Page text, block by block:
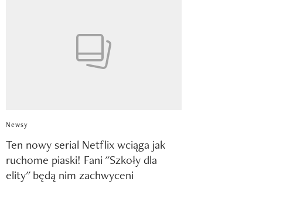
Newsy
Ten nowy serial Netflix wciąga jak
ruchome piaski! Fani "Szkoły dla
elity" będą nim zachwyceni